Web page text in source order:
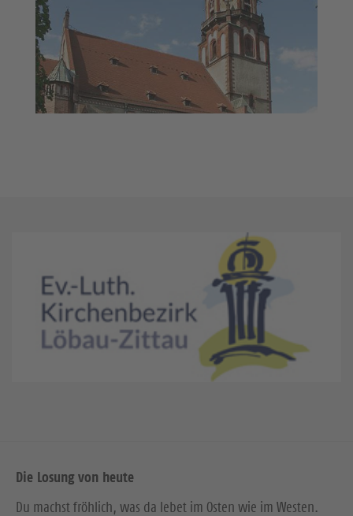
Die Losung von heute
Du machst fröhlich, was da lebet im Osten wie im Westen.